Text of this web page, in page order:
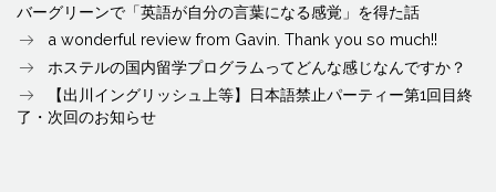
バーグリーンで「英語が自分の言葉になる感覚」を得た話
a wonderful review from Gavin. Thank you so much!!
ホステルの国内留学プログラムってどんな感じなんですか？
【出川イングリッシュ上等】日本語禁止パーティー第1回目終
了・次回のお知らせ